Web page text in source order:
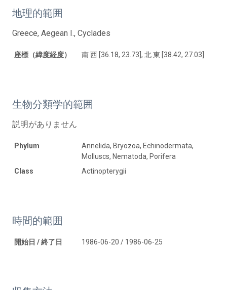
地理的範囲
Greece, Aegean I., Cyclades
座標（緯度経度） 南 西 [36.18, 23.73], 北 東 [38.42, 27.03]
生物分類学的範囲
説明がありません
Phylum
Annelida, Bryozoa, Echinodermata,
Molluscs, Nematoda, Porifera
Class
Actinopterygii
時間的範囲
開始日 / 終了日 1986-06-20 / 1986-06-25